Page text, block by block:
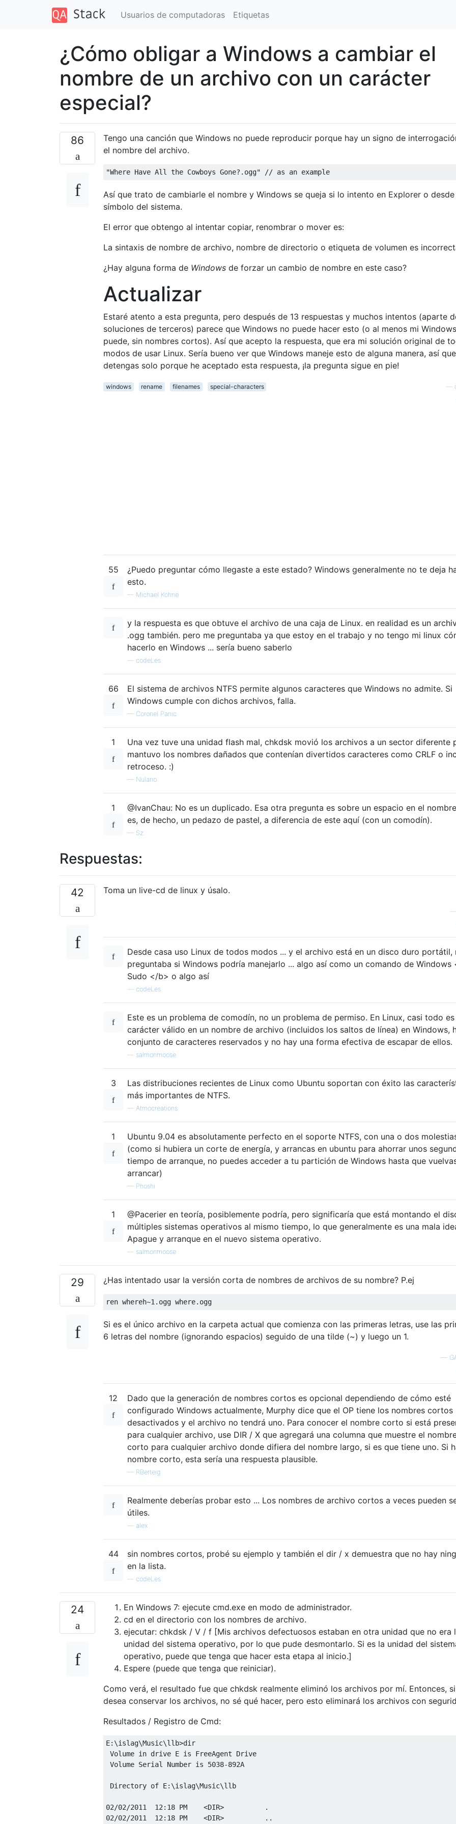
Usuarios de computadoras Etiquetas
¿Cómo obligar a Windows a cambiar el
nombre de un archivo con un carácter
especial?
86
Tengo una canción que Windows no puede reproducir porque hay un signo de
el nombre del archivo.
Así que trato de cambiarle el nombre y Windows se queja si lo intento en Explorer o desde
símbolo del sistema.
El error que obtengo al intentar copiar, renombrar o mover es:
La sintaxis de nombre de archivo, nombre de directorio o etiqueta de volumen es
¿Hay alguna forma de Windows de forzar un cambio de nombre en este caso?
Actualizar
Estaré atento a esta pregunta, pero después de 13 respuestas y muchos intentos (aparte
soluciones de terceros) parece que Windows no puede hacer esto (o al menos mi
puede, sin nombres cortos). Así que acepto la respuesta, que era mi solución original de
modos de usar Linux. Sería bueno ver que Windows maneje esto de alguna manera, así
detengas solo porque he aceptado esta respuesta, ¡la pregunta sigue en pie!
windows rename filenames special-characters
55
¿Puedo preguntar cómo llegaste a este estado? Windows generalmente no te deja
esto.
— Michael Kohne
y la respuesta es que obtuve el archivo de una caja de Linux. en realidad es un
.ogg también. pero me preguntaba ya que estoy en el trabajo y no tengo mi linux
hacerlo en Windows ... sería bueno saberlo
codeLes
66
El sistema de archivos NTFS permite algunos caracteres que Windows no admite. Si
Windows cumple con dichos archivos, falla.
— Coronel Panic
1
Una vez tuve una unidad flash mal, chkdsk movió los archivos a un sector diferente
mantuvo los nombres dañados que contenían divertidos caracteres como CRLF o
retroceso. :)
— Nulano
1
@IvanChau: No es un duplicado. Esa otra pregunta es sobre un espacio en el
es, de hecho, un pedazo de pastel, a diferencia de este aquí (con un comodín).
— Sz.
Respuestas:
42 Toma un live-cd de linux y úsalo.
Desde casa uso Linux de todos modos ... y el archivo está en un disco duro portátil,
preguntaba si Windows podría manejarlo ... algo así como un comando de Windows
Sudo </b> o algo así
codeLes
Este es un problema de comodín, no un problema de permiso. En Linux, casi todo es
carácter válido en un nombre de archivo (incluidos los saltos de línea) en Windows,
conjunto de caracteres reservados y no hay una forma efectiva de escapar de ellos.
salmonmoose
3
Las distribuciones recientes de Linux como Ubuntu soportan con éxito las
más importantes de NTFS.
— Atmocreations
1
Ubuntu 9.04 es absolutamente perfecto en el soporte NTFS, con una o dos
(como si hubiera un corte de energía, y arrancas en ubuntu para ahorrar unos
tiempo de arranque, no puedes acceder a tu partición de Windows hasta que
arrancar)
— Phoshi
1
@Pacerier en teoría, posiblemente podría, pero significaría que está montando el
múltiples sistemas operativos al mismo tiempo, lo que generalmente es una mala
Apague y arranque en el nuevo sistema operativo.
salmonmoose
29 ¿Has intentado usar la versión corta de nombres de archivos de su nombre? P.ej
Si es el único archivo en la carpeta actual que comienza con las primeras letras, use las
6 letras del nombre (ignorando espacios) seguido de una tilde (~) y luego un 1.
—
12
Dado que la generación de nombres cortos es opcional dependiendo de cómo esté
configurado Windows actualmente, Murphy dice que el OP tiene los nombres cortos
desactivados y el archivo no tendrá uno. Para conocer el nombre corto si está
para cualquier archivo, use DIR / X que agregará una columna que muestre el
corto para cualquier archivo donde difiera del nombre largo, si es que tiene uno. Si
nombre corto, esta sería una respuesta plausible.
— RBerteig
Realmente deberías probar esto ... Los nombres de archivo cortos a veces pueden
útiles.
alex
44
sin nombres cortos, probé su ejemplo y también el dir / x demuestra que no hay
en la lista.
codeLes
24
En Windows 7: ejecute cmd.exe en modo de administrador.
cd en el directorio con los nombres de archivo.
ejecutar: chkdsk / V / f [Mis archivos defectuosos estaban en otra unidad que no era
unidad del sistema operativo, por lo que pude desmontarlo. Si es la unidad del
operativo, puede que tenga que hacer esta etapa al inicio.]
Espere (puede que tenga que reiniciar).
Como verá, el resultado fue que chkdsk realmente eliminó los archivos por mí. Entonces, si
desea conservar los archivos, no sé qué hacer, pero esto eliminará los archivos con
Resultados / Registro de Cmd:
E:\islag\Music\llb>dir
Volume in drive E is FreeAgent Drive
Volume Serial Number is 5038-892A
Directory of E:\islag\Music\llb
02/02/2011  12:18 PM    <DIR>          .
02/02/2011  12:18 PM    <DIR>          ..